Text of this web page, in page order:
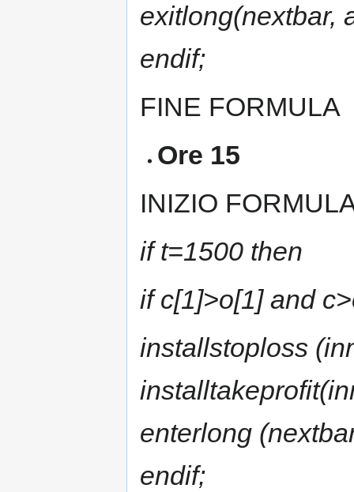
exitlong(nextbar,
endif;
FINE FORMULA
Ore 15
INIZIO
if t=1500 then
if c[1]>o[1] and
installstoploss
enterlong
endif;